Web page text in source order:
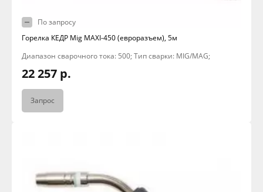
По запросу
Горелка КЕДР Mig MAXI-450 (евроразъем), 5м
Диапазон сварочного тока: 500; Тип сварки: MIG/MAG;
22 257 р.
Запрос